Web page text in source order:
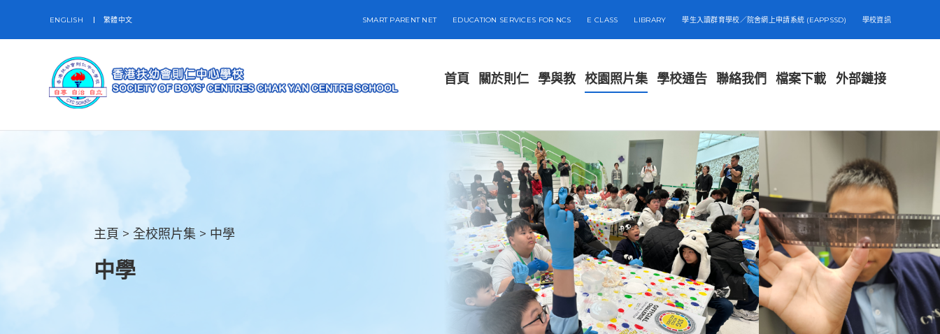
ENGLISH 繁體中文 SMART PARENT NET EDUCATION SERVICES FOR NCS E CLASS LIBRARY 學生入讀群育學校／院舍網上申請系統 (EAPPSSD) 學校資訊
首頁 關於則仁 學與教 校園照片集 學校通告 聯絡我們 檔案下載 外部鏈接
主頁 > 全校照片集 > 中學
中學